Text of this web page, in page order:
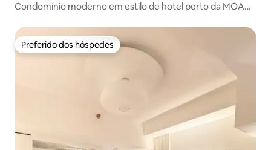
Condomínio moderno em estilo de hotel perto da MOA
Preferido dos hóspedes
Preferido dos hóspedes